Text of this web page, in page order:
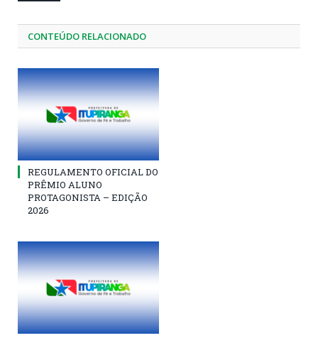
CONTEÚDO RELACIONADO
REGULAMENTO OFICIAL DO
PRÊMIO ALUNO
PROTAGONISTA – EDIÇÃO
2026